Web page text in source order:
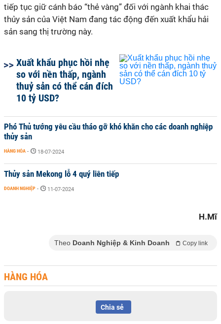
tiếp tục giữ cánh báo “thẻ vàng” đối với ngành khai thác
thủy sản của Việt Nam đang tác động đến xuất khẩu hải
sản sang thị trường này.
Xuất khẩu phục hồi nhẹ
so với nền thấp, ngành
thuỷ sản có thể cán đích
10 tỷ USD?
Phó Thủ tướng yêu cầu tháo gỡ khó khăn cho các doanh nghiệp
thủy sản
HÀNG HÓA - 18-07-2024
Thủy sản Mekong lỗ 4 quý liên tiếp
DOANH NGHIỆP - 11-07-2024
H.Mĩ
Theo Doanh Nghiệp & Kinh Doanh Copy link
HÀNG HÓA
Chia sẻ